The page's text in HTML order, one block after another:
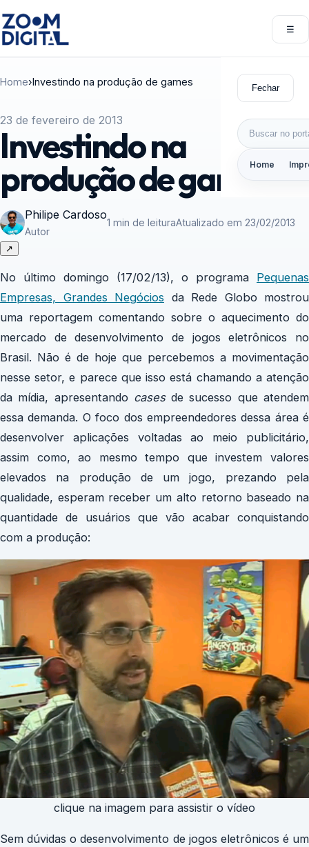
☰
Fechar
Buscar por:
Home
Home›Investindo na produção de games
23 de fevereiro de 2013
Investindo na
produção de games
Philipe Cardoso
Autor
1 min de leituraAtualizado em 23/02/2013
↗
No último domingo (17/02/13), o programa Pequenas
Empresas, Grandes Negócios da Rede Globo mostrou
uma reportagem comentando sobre o aquecimento do
mercado de desenvolvimento de jogos eletrônicos no
Brasil. Não é de hoje que percebemos a movimentação
nesse setor, e parece que isso está chamando a atenção
da mídia, apresentando casesde sucesso que atendem
essa demanda. O foco dos empreendedores dessa área é
desenvolver aplicações voltadas ao meio publicitário,
assim como, ao mesmo tempo que investem valores
elevados na produção de um jogo, prezando pela
qualidade, esperam receber um alto retorno baseado na
quantidade de usuários que vão acabar conquistando
com a produção:
clique na imagem para assistir o vídeo
Sem dúvidas o desenvolvimento de jogos eletrônicos é um